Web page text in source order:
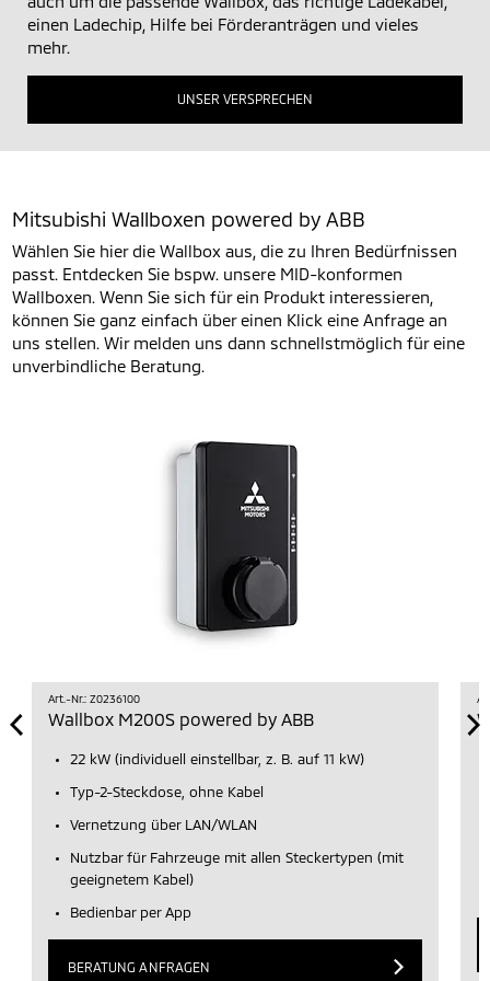
einen Ladechip, Hilfe bei Förderanträgen und vieles
mehr.
UNSER VERSPRECHEN
Mitsubishi Wallboxen powered by ABB
Wählen Sie hier die Wallbox aus, die zu Ihren Bedürfnissen
passt. Entdecken Sie bspw. unsere MID-konformen
Wallboxen. Wenn Sie sich für ein Produkt interessieren,
können Sie ganz einfach über einen Klick eine Anfrage an
uns stellen. Wir melden uns dann schnellstmöglich für eine
unverbindliche Beratung.
Art.-Nr.: Z0236100
Wallbox M200S powered by ABB
22 kW (individuell einstellbar, z. B. auf 11 kW)
Typ-2-Steckdose, ohne Kabel
Vernetzung über LAN/WLAN
Nutzbar für Fahrzeuge mit allen Steckertypen (mit
geeignetem Kabel)
Bedienbar per App
BERATUNG ANFRAGEN